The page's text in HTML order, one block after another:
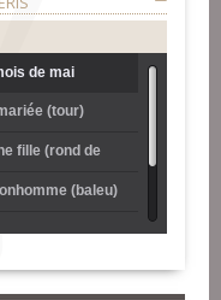
de mai
(tour)
fille (rond de
(baleu)
N'ai mai cinc